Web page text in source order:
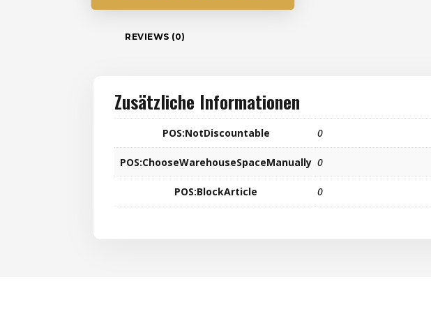
REVIEWS (0)
Zusätzliche Informationen
POS:NotDiscountable 0
POS:ChooseWarehouseSpaceManually 0
POS:BlockArticle 0